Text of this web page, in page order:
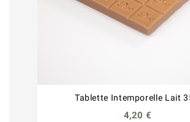
Tablette Intemporelle Lait
4,20 €